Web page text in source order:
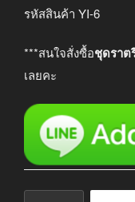
was:
รหัสสินค้า YI-6
***สนใจสั่งซื้อชุดราต
เลยคะ